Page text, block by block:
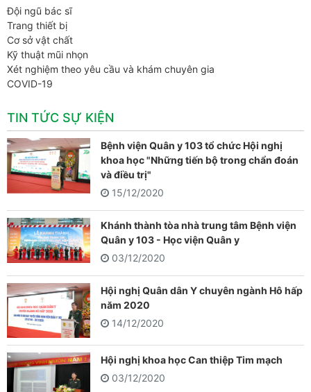
Đội ngũ bác sĩ
Trang thiết bị
Cơ sở vật chất
Kỹ thuật mũi nhọn
Xét nghiệm theo yêu cầu và khám chuyên gia
COVID-19
TIN TỨC SỰ KIỆN
Bệnh viện Quân y 103 tổ chức Hội nghị
khoa học "Những tiến bộ trong chẩn đoán
và điều trị"
15/12/2020
Khánh thành tòa nhà trung tâm Bệnh viện
Quân y 103 - Học viện Quân y
03/12/2020
Hội nghị Quân dân Y chuyên ngành Hô hấp
năm 2020
14/12/2020
Hội nghị khoa học Can thiệp Tim mạch
03/12/2020